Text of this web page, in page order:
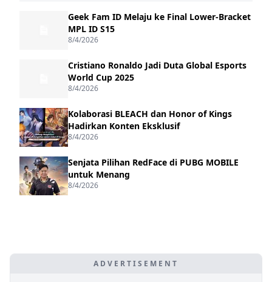
Geek Fam ID Melaju ke Final Lower-Bracket
MPL ID S15
8/4/2026
Cristiano Ronaldo Jadi Duta Global Esports
World Cup 2025
8/4/2026
Kolaborasi BLEACH dan Honor of Kings
Hadirkan Konten Eksklusif
8/4/2026
Senjata Pilihan RedFace di PUBG MOBILE
untuk Menang
8/4/2026
ADVERTISEMENT